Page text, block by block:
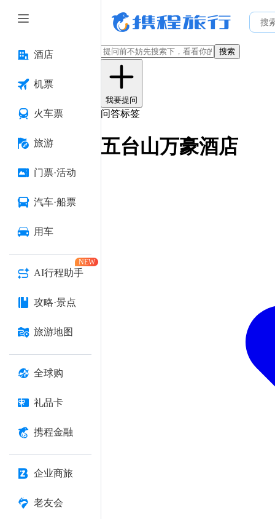
酒店
机票
火车票
旅游
门票·活动
汽车·船票
用车
AI行程助手
NEW
攻略·景点
旅游地图
全球购
礼品卡
携程金融
企业商旅
老友会
搜索
我要提问
问答标签
五台山万豪酒店